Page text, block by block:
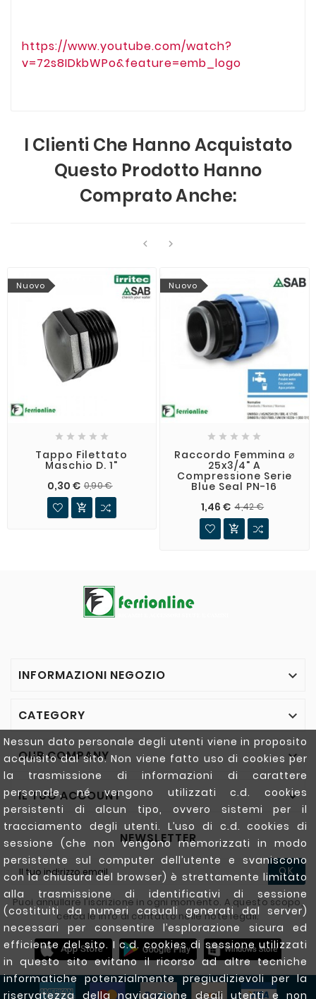
Nessun dato personale degli utenti viene in proposito
acquisito dal sito. Non viene fatto uso di cookies per
la trasmissione di informazioni di carattere
personale, né vengono utilizzati c.d. cookies
persistenti di alcun tipo, ovvero sistemi per il
tracciamento degli utenti. L’uso di c.d. cookies di
sessione (che non vengono memorizzati in modo
persistente sul computer dell’utente e svaniscono
con la chiusura del browser) è strettamente limitato
alla trasmissione di identificativi di sessione
(costituiti da numeri casuali generati dal server)
necessari per consentire l’esplorazione sicura ed
efficiente del sito. I c.d. cookies di sessione utilizzati
in questo sito evitano il ricorso ad altre tecniche
informatiche potenzialmente pregiudizievoli per la
riservatezza della navigazione degli utenti e non
https://www.youtube.com/watch?
v=72s8IDkbWPo&feature=emb_logo
I Clienti Che Hanno Acquistato
Questo Prodotto Hanno
Comprato Anche:
 
Nuovo
    
Tappo Filettato
Maschio D. 1"
0,30 € 0,90 €

Nuovo
    
Raccordo Femmina ⌀
25x3/4" A
Compressione Serie
Blue Seal PN-16
1,46 € 4,42 €

INFORMAZIONI NEGOZIO 
CATEGORY 
OUR COMPANY 
IL TUO ACCOUNT 
NEWSLETTER
OK
Puoi annullare l'iscrizione in ogni momento. A questo scopo,
cerca le info di contatto nelle note legali.